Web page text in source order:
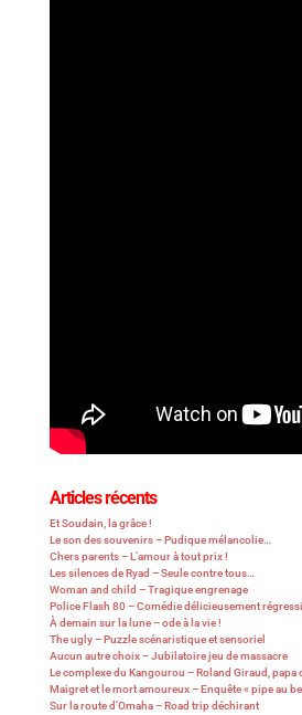
Articles récents
Et Soudain, la grâce !
Le son des souvenirs – Pudique mélancolie…
Chers parents – L’amour à tout prix !
Les silences de Ryad – Seule contre tous…
Woman and child – Tragique engrenage
Police Flash 80 – Comédie délicieusement
À demain sur la lune – ode à la vie !
The ugly – Puzzle scénaristique et sensoriel
Aucun autre choix – Jubilatoire jeu de massacre
Le complexe du Kangourou – Roland Giraud, papa
Maigret et le mort amoureux – Enquête « pipe au
Sur la route d’Omaha – Road trip déchirant